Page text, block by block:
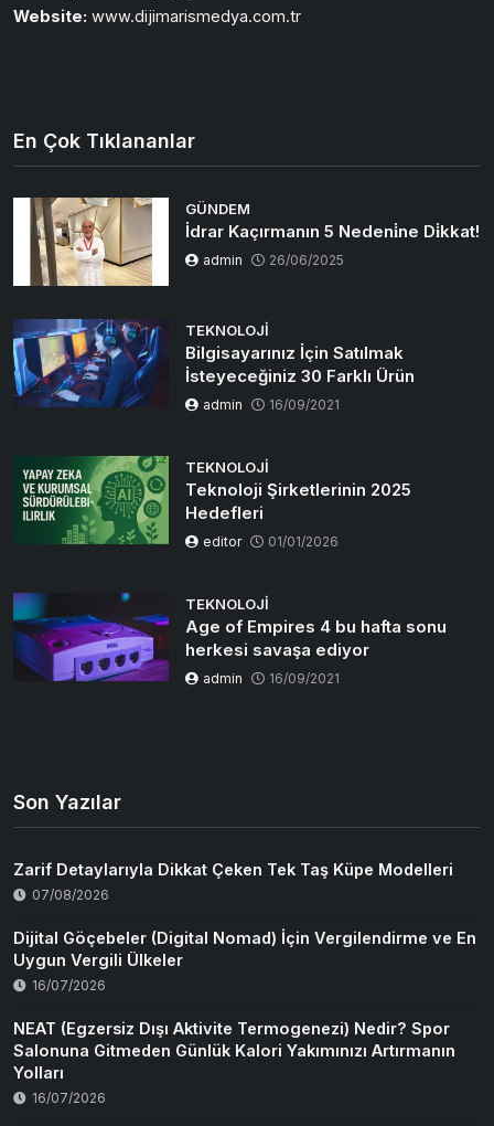
Website: www.dijimarismedya.com.tr
En Çok Tıklananlar
GÜNDEM
İdrar Kaçırmanın 5 Nedeni̇ne Di̇kkat!
admin 26/06/2025
TEKNOLOJI
Bilgisayarınız İçin Satılmak
İsteyeceğiniz 30 Farklı Ürün
admin 16/09/2021
TEKNOLOJI
Teknoloji Şirketlerinin 2025
Hedefleri
editor 01/01/2026
TEKNOLOJI
Age of Empires 4 bu hafta sonu
herkesi savaşa ediyor
admin 16/09/2021
Son Yazılar
Zarif Detaylarıyla Dikkat Çeken Tek Taş Küpe Modelleri
07/08/2026
Dijital Göçebeler (Digital Nomad) İçin Vergilendirme ve En
Uygun Vergili Ülkeler
16/07/2026
NEAT (Egzersiz Dışı Aktivite Termogenezi) Nedir? Spor
Salonuna Gitmeden Günlük Kalori Yakımınızı Artırmanın
Yolları
16/07/2026